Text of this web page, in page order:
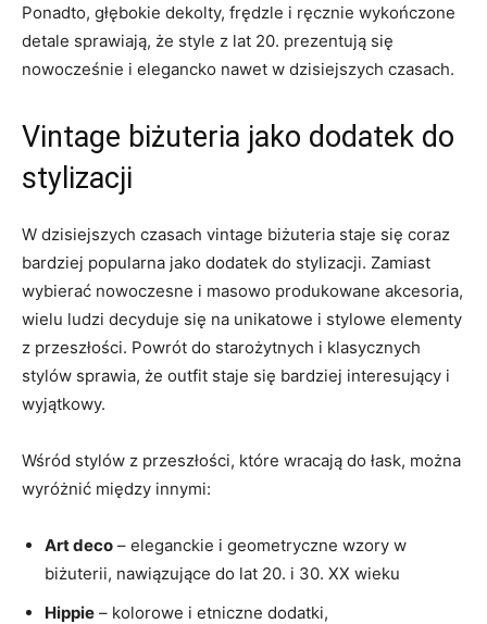
⁤Ponadto,‌ głębokie dekolty, ‌frędzle i ręcznie ⁤wykończone
detale sprawiają,‌ że style z lat 20. prezentują się
nowocześnie⁤ i elegancko ‌nawet w dzisiejszych czasach.
Vintage⁢ biżuteria ⁣jako‌ dodatek do
‍stylizacji
W dzisiejszych czasach vintage biżuteria staje się ‌coraz
bardziej popularna jako dodatek do ‍stylizacji. Zamiast​
wybierać nowoczesne i masowo produkowane ‍akcesoria,
wielu ludzi decyduje się na unikatowe i stylowe elementy
z przeszłości. Powrót ‌do starożytnych‌ i klasycznych
stylów sprawia, że outfit staje się bardziej interesujący ‌i
wyjątkowy.
Wśród stylów z przeszłości, które wracają do‌ łask, można
wyróżnić ⁤między innymi:
Art deco – eleganckie ⁣i geometryczne⁣ wzory w
biżuterii, ⁣nawiązujące ​do lat⁢ 20. i 30. ⁤XX wieku
Hippie – kolorowe i etniczne dodatki,